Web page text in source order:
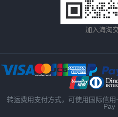
加入海淘
转运费用支付方式，可使用国际信
Pay